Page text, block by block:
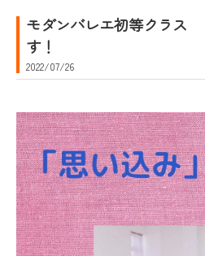
モダンバレエ初等クラス
す！
2022/07/26